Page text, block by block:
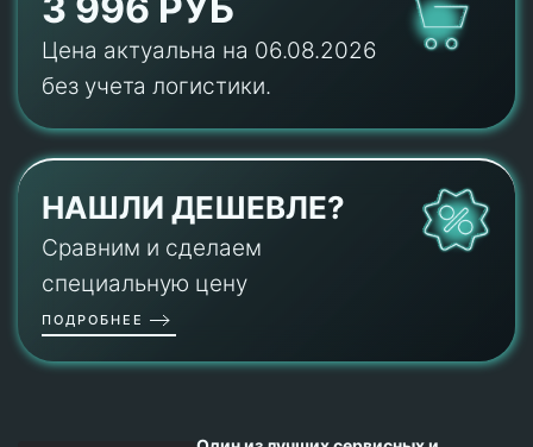
Цена актуальна на 06.08.2026
без учета логистики.
НАШЛИ ДЕШЕВЛЕ?
Сравним и сделаем
специальную цену
ПОДРОБНЕЕ